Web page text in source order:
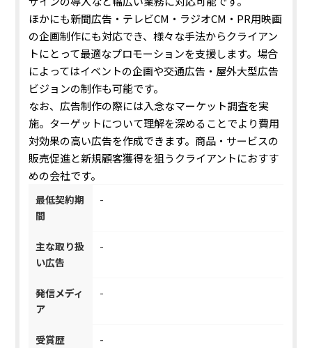
ほかにも新聞広告・テレビCM・ラジオCM・PR用映画
の企画制作にも対応でき、様々な手法からクライアン
トにとって最適なプロモーションを支援します。場合
によってはイベントの企画や交通広告・屋外大型広告
ビジョンの制作も可能です。
なお、広告制作の際には入念なマーケット調査を実
施。ターゲットについて理解を深めることでより費用
対効果の高い広告を作成できます。商品・サービスの
販売促進と新規顧客獲得を狙うクライアントにおすす
めの会社です。
最低契約期
間
-
主な取り扱
い広告
-
発信メディ
ア
-
受賞歴 -